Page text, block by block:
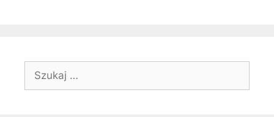
Szukaj: